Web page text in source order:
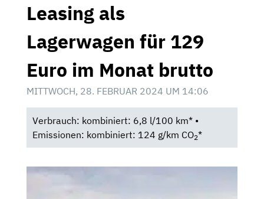
Leasing als
Lagerwagen für 129
Euro im Monat brutto
MITTWOCH, 28. FEBRUAR 2024 UM 14:06
Verbrauch: kombiniert: 6,8 l/100 km* •
Emissionen: kombiniert: 124 g/km CO2*